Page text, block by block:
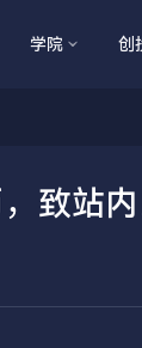
学院 创
致站